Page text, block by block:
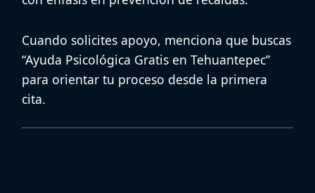
Cuando solicites apoyo, menciona que buscas
“Ayuda Psicológica Gratis en Tehuantepec”
para orientar tu proceso desde la primera
cita.